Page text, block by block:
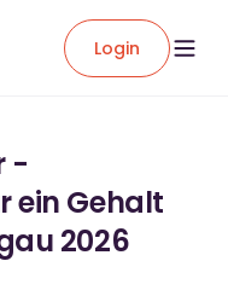
Login
-
ein Gehalt
2026